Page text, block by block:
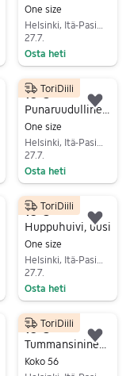
One size
27.7.
Osta heti
Lisää suosikiksi.
10 €
One size
27.7.
Osta heti
ToriDiili
Lisää suosikiksi.
10 €
Huppuhuivi, uusi
One size
27.7.
Osta heti
ToriDiili
Lisää suosikiksi.
10 €
Koko 56
ToriDiili